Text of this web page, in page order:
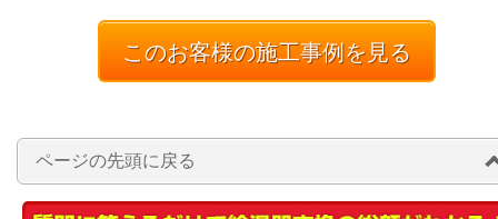
このお客様の施工事例を見る
ページの先頭に戻る